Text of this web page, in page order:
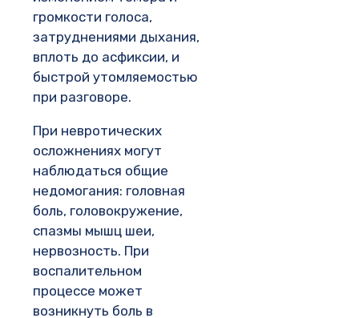
громкости голоса,
затруднениями дыхания,
вплоть до асфиксии, и
быстрой утомляемостью
при разговоре.
При невротических
осложнениях могут
наблюдаться общие
недомогания: головная
боль, головокружение,
спазмы мышц шеи,
нервозность. При
воспалительном
процессе может
возникнуть боль в